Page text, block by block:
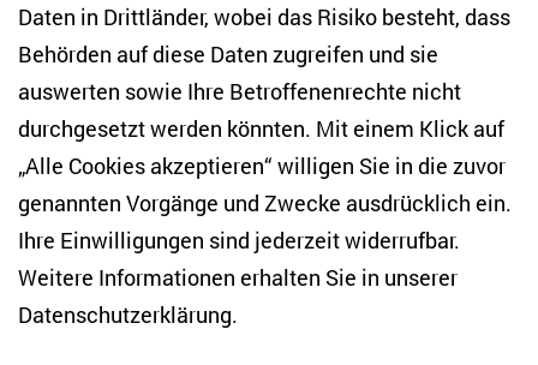
Migration
paramilitärische Motivationen
historische Aspekte von abweichendem und
kriminellem Verhalten
Drittmittelprojekt
Ukraine Research Network@ZOiS
Daten in Drittländer, wobei das Risiko besteht, dass
Behörden auf diese Daten zugreifen und sie
auswerten sowie Ihre Betroffenenrechte nicht
durchgesetzt werden könnten. Mit einem Klick auf
„Alle Cookies akzeptieren“ willigen Sie in die zuvor
genannten Vorgänge und Zwecke ausdrücklich ein.
Ihre Einwilligungen sind jederzeit widerrufbar.
Weitere Informationen erhalten Sie in unserer
Datenschutzerklärung.